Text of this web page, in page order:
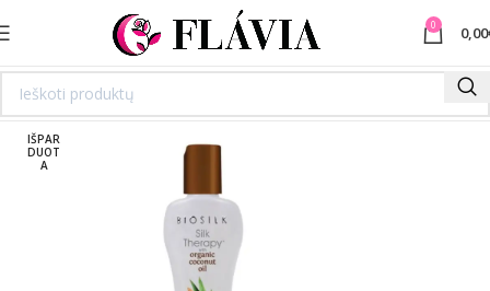
0 0,00
IŠPAR
DUOT
A